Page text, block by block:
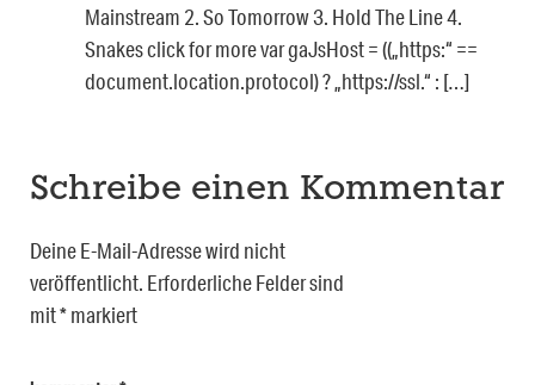
Mainstream 2. So Tomorrow 3. Hold The Line 4.
Snakes click for more var gaJsHost = ((„https:“ ==
document.location.protocol) ? „https://ssl.“ : […]
Schreibe einen Kommentar
Deine E-Mail-Adresse wird nicht
veröffentlicht. Erforderliche Felder sind
mit*markiert